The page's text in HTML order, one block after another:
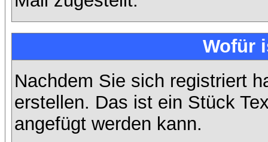
Wofür
Nachdem Sie sich registriert
erstellen. Das ist ein Stück
angefügt werden kann.